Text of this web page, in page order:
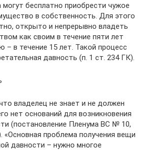
бесплатно приобрести чужое
в собственность. Для этого
открыто и непрерывно владеть
как своим в течение пяти лет
– в течение 15 лет. Такой процесс
давность (п. 1 ст. 234 ГК).
владелец не знает и не должен
нет оснований для возникновения
(постановление Пленума ВС № 10,
проблема получения вещи
давности – нужно многое